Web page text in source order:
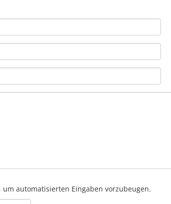
automatisierten Eingaben vorzubeugen.